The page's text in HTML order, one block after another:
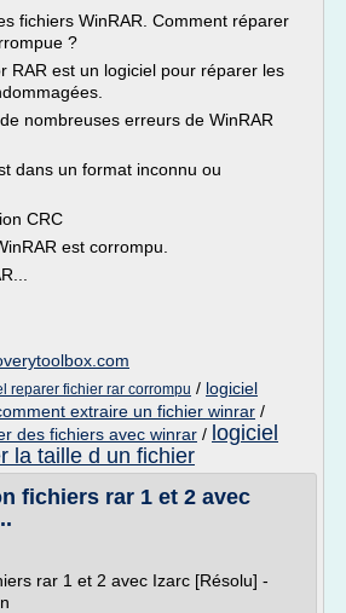
fichiers WinRAR. Comment réparer
?
RAR est un logiciel pour réparer les
nombreuses erreurs de WinRAR
dans un format inconnu ou
CRC
est corrompu.
reparer fichier rar corrompu / logiciel
extraire un fichier winrar /
des fichiers avec winrar / logiciel
la taille d un fichier
fichiers rar 1 et 2 avec
rar 1 et 2 avec Izarc [Résolu] -